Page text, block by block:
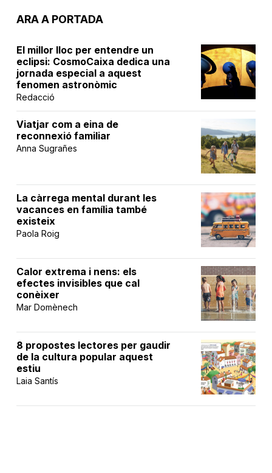
ARA A PORTADA
El millor lloc per entendre un
eclipsi: CosmoCaixa dedica una
jornada especial a aquest
fenomen astronòmic
Redacció
Viatjar com a eina de
reconnexió familiar
Anna Sugrañes
La càrrega mental durant les
vacances en família també
existeix
Paola Roig
Calor extrema i nens: els
efectes invisibles que cal
conèixer
Mar Domènech
8 propostes lectores per gaudir
de la cultura popular aquest
estiu
Laia Santís